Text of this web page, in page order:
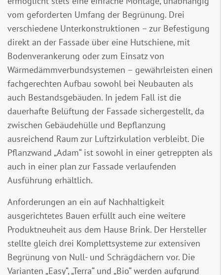
vom geforderten Umfang der Begrünung. Drei
verschiedene Unterkonstruktionen – zur Befestigung
direkt an der Fassade über eine Hutschiene, mit
Bodenverankerung oder zum Einsatz von
Wärmedämmverbundsystemen – gewährleisten einen
fachgerechten Aufbau sowohl bei Neubauten als
auch Bestandsgebäuden. In jedem Fall ist die
dauerhafte Belüftung der Fassade sichergestellt, da
zwischen Gebäudehülle und Bepflanzung
ausreichend Raum zur Luftzirkulation verbleibt. Die
Pflanzwand „Adam“ ist sowohl in einer getreppten als
auch in einer plan zur Fassade verlaufenden
Ausführung erhältlich.
Anforderungen an ein auf Nachhaltigkeit
ausgerichtetes Bauen erfüllt auch eine weitere
Produktneuheit aus dem Hause Brink. Der Hersteller
stellte gleich drei Komplettsysteme zur extensiven
Begrünung von Null- und Schrägdächern vor. Die
Varianten „Easy“, „Terra“ und „Bio“ werden aufgrund